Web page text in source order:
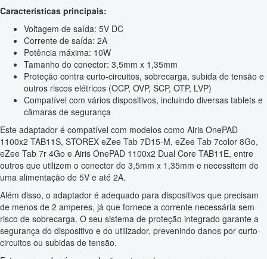
Características principais:
Voltagem de saída: 5V DC
Corrente de saída: 2A
Potência máxima: 10W
Tamanho do conector: 3,5mm x 1,35mm
Proteção contra curto-circuitos, sobrecarga, subida de tensão e
outros riscos elétricos (OCP, OVP, SCP, OTP, LVP)
Compatível com vários dispositivos, incluindo diversas tablets e
câmaras de segurança
Este adaptador é compatível com modelos como Airis OnePAD
1100x2 TAB11S, STOREX eZee Tab 7D15-M, eZee Tab 7color 8Go,
eZee Tab 7r 4Go e Airis OnePAD 1100x2 Dual Core TAB11E, entre
outros que utilizem o conector de 3,5mm x 1,35mm e necessitem de
uma alimentação de 5V e até 2A.
Além disso, o adaptador é adequado para dispositivos que precisam
de menos de 2 amperes, já que fornece a corrente necessária sem
risco de sobrecarga. O seu sistema de proteção integrado garante a
segurança do dispositivo e do utilizador, prevenindo danos por curto-
circuitos ou subidas de tensão.